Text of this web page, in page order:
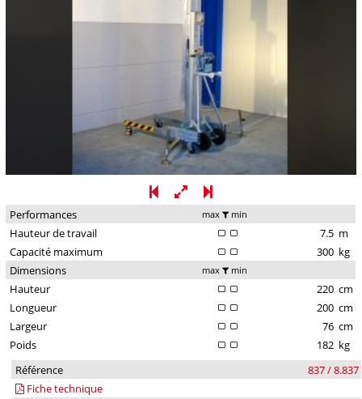
Performances max min
Hauteur de travail 7.5 m
Capacité maximum
300 kg
Dimensions
max min
Hauteur 220 cm
Longueur
200 cm
Largeur
76 cm
Poids
182 kg
Référence
837 / 8.837
Fiche technique